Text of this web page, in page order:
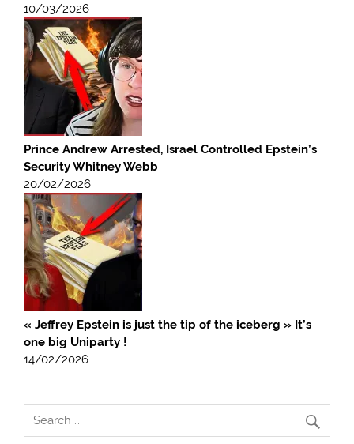
10/03/2026
Prince Andrew Arrested, Israel Controlled Epstein’s
Security Whitney Webb
20/02/2026
« Jeffrey Epstein is just the tip of the iceberg » It’s
one big Uniparty !
14/02/2026